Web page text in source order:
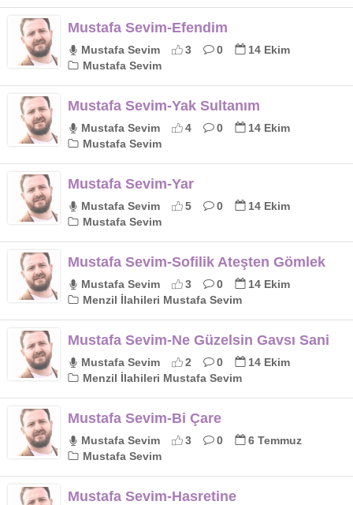
Mustafa Sevim-Efendim
Mustafa Sevim 3 0
14 Ekim
Mustafa Sevim
Mustafa Sevim-Yak Sultanım
Mustafa Sevim 4 0
14 Ekim
Mustafa Sevim
Mustafa Sevim-Yar
Mustafa Sevim 5 0
14 Ekim
Mustafa Sevim
Mustafa Sevim-Sofilik Ateşten Gömlek
Mustafa Sevim 3 0
14 Ekim
Menzil İlahileri Mustafa Sevim
Mustafa Sevim-Ne Güzelsin Gavsı Sani
Mustafa Sevim 2 0
14 Ekim
Menzil İlahileri Mustafa Sevim
Mustafa Sevim-Bi Çare
Mustafa Sevim 3 0
6 Temmuz
Mustafa Sevim
Mustafa Sevim-Hasretine